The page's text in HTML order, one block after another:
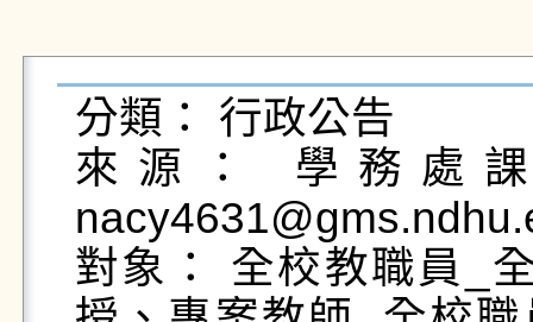
分類： 行政公告
來源： 學務處
對象： 全校教職員_